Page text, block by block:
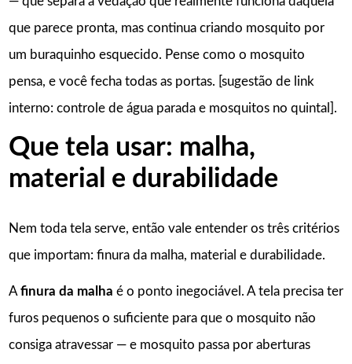
que parece pronta, mas continua criando mosquito por
um buraquinho esquecido. Pense como o mosquito
pensa, e você fecha todas as portas. [sugestão de link
interno: controle de água parada e mosquitos no quintal].
Que tela usar: malha,
material e durabilidade
Nem toda tela serve, então vale entender os três critérios
que importam: finura da malha, material e durabilidade.
A finura da malha é o ponto inegociável. A tela precisa ter
furos pequenos o suficiente para que o mosquito não
consiga atravessar — e mosquito passa por aberturas